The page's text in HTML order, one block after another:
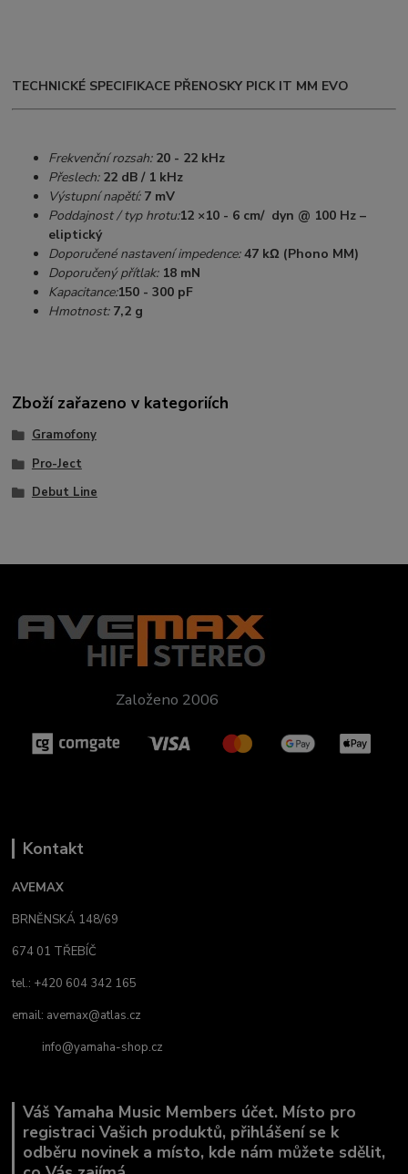
TECHNICKÉ SPECIFIKACE PŘENOSKY PICK IT MM EVO
Frekvenční rozsah:20 - 22 kHz
Přeslech:22 dB / 1 kHz
Výstupní napětí:7 mV
Poddajnost / typ hrotu:12 ×10 - 6 cm/ dyn @ 100 Hz –
eliptický
Doporučené nastavení impedence:47 kΩ (Phono MM)
Doporučený přítlak:18 mN
Kapacitance:150 - 300 pF
Hmotnost:7,2 g
Zboží zařazeno v kategoriích
Gramofony
Pro-Ject
Debut Line
Založeno 2006
Kontakt
AVEMAX
BRNĚNSKÁ 148/69
674 01 TŘEBÍČ
tel.: +420 604 342 165
email: avemax@atlas.cz
info@yamaha-shop.cz
Váš Yamaha Music Members účet. Místo pro
registraci Vašich produktů, přihlášení se k
odběru novinek a místo, kde nám můžete sdělit,